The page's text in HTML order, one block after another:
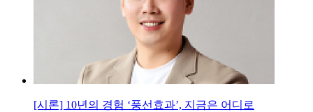
[시론] 10년의 경험 ‘풍선효과’, 지금은 어디로